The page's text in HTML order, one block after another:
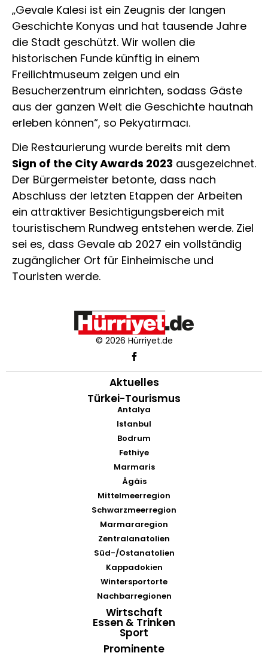
„Gevale Kalesi ist ein Zeugnis der langen
Geschichte Konyas und hat tausende Jahre
die Stadt geschützt. Wir wollen die
historischen Funde künftig in einem
Freilichtmuseum zeigen und ein
Besucherzentrum einrichten, sodass Gäste
aus der ganzen Welt die Geschichte hautnah
erleben können“, so Pekyatırmacı.
Die Restaurierung wurde bereits mit dem
Sign of the City Awards 2023 ausgezeichnet.
Der Bürgermeister betonte, dass nach
Abschluss der letzten Etappen der Arbeiten
ein attraktiver Besichtigungsbereich mit
touristischem Rundweg entstehen werde. Ziel
sei es, dass Gevale ab 2027 ein vollständig
zugänglicher Ort für Einheimische und
Touristen werde.
© 2026 Hürriyet.de
Aktuelles
Türkei-Tourismus
Antalya
Istanbul
Bodrum
Fethiye
Marmaris
Ägäis
Mittelmeerregion
Schwarzmeerregion
Marmararegion
Zentralanatolien
Süd-/Ostanatolien
Kappadokien
Wintersportorte
Nachbarregionen
Wirtschaft
Essen & Trinken
Sport
Prominente